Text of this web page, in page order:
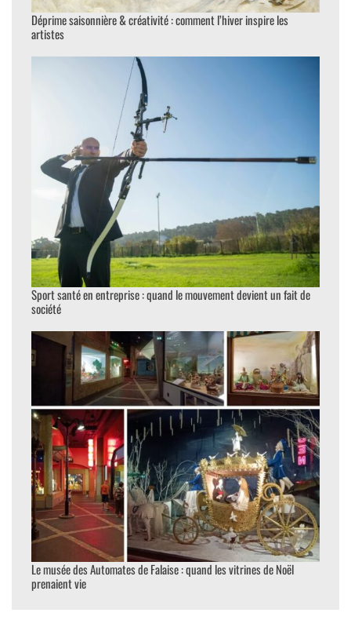
Déprime saisonnière & créativité : comment l’hiver inspire les
artistes
Sport santé en entreprise : quand le mouvement devient un fait de
société
Le musée des Automates de Falaise : quand les vitrines de Noël
prenaient vie